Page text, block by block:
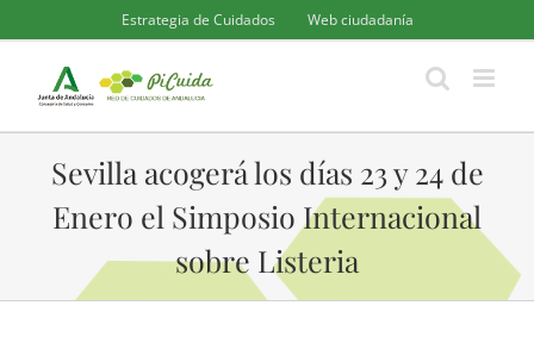
al
contenido
Estrategia de Cuidados Web ciudadanía
Sevilla acogerá los días 23 y 24 de
Enero el Simposio Internacional
sobre Listeria